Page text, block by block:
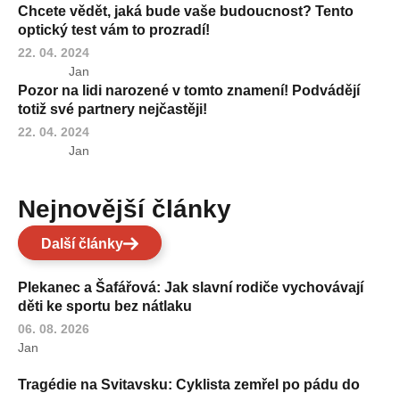
Chcete vědět, jaká bude vaše budoucnost? Tento
optický test vám to prozradí!
22. 04. 2024
Jan
Pozor na lidi narozené v tomto znamení! Podvádějí
totiž své partnery nejčastěji!
22. 04. 2024
Jan
Nejnovější články
Další články
Plekanec a Šafářová: Jak slavní rodiče vychovávají
děti ke sportu bez nátlaku
06. 08. 2026
Jan
Tragédie na Svitavsku: Cyklista zemřel po pádu do